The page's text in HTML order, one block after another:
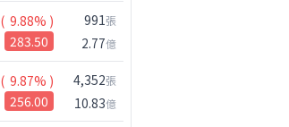
35.9%
( 9.88% )
283.50
991張
2.77億
( 9.87% )
256.00
4,352張
10.83億